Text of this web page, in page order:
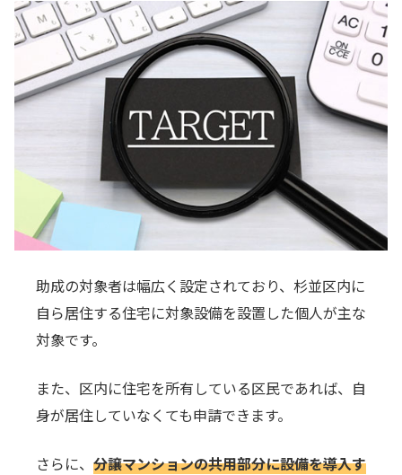
助成の対象者は幅広く設定されており、杉並区内に
自ら居住する住宅に対象設備を設置した個人が主な
対象です。
また、区内に住宅を所有している区民であれば、自
身が居住していなくても申請できます。
さらに、 分譲マンションの共用部分に設備を導入す